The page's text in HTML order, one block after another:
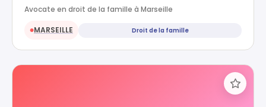
Avocate en droit de la famille à Marseille
●MARSEILLE Droit de la famille